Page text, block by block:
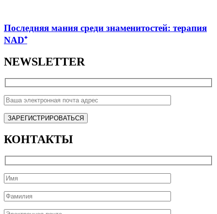
Последняя мания среди знаменитостей: терапия
NAD⁺
NEWSLETTER
КОНТАКТЫ